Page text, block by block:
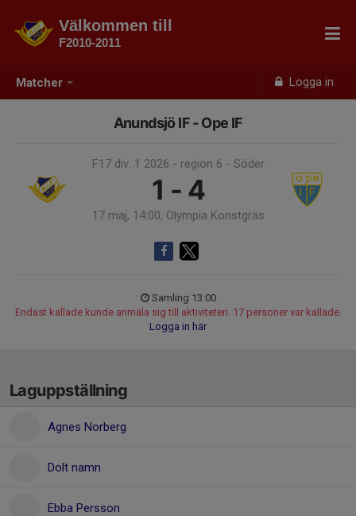
Matcher Logga in
Välkommen till
F2010-2011
Anundsjö IF - Ope IF
F17 div. 1 2026 - region 6 - Söder
1 - 4
17 maj, 14:00, Olympia Konstgräs
Samling 13:00
Endast kallade kunde anmäla sig till aktiviteten. 17 personer var kallade.
Logga in här
Laguppställning
Agnes Norberg
Dolt namn
Ebba Persson